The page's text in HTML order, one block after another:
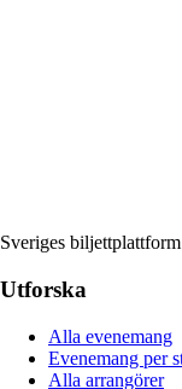
Sveriges
Utforska
Alla evenemang
Evenemang per
Alla arrangörer